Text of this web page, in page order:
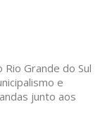
Grande do Sul
e
junto aos